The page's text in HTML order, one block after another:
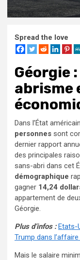
Spread the love
Géorgie
abrisme
Dans l’État
personnes sont
dernier rapport
des principales
sans-abri dans cet
démographique
gagner 14,24
appartement de
Géorgie.
Plus d’infos :Etats-
Trump dans
Mais le salaire